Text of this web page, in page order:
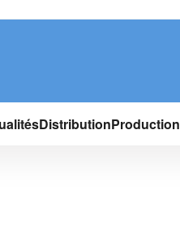
DistributionProduction